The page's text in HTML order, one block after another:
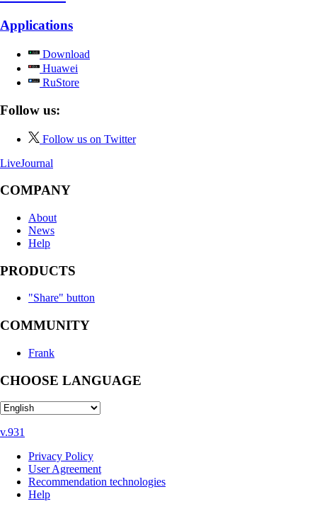
Applications
Download
Huawei
RuStore
Follow us:
Follow us on Twitter
LiveJournal
COMPANY
About
News
Help
PRODUCTS
"Share" button
COMMUNITY
Frank
CHOOSE LANGUAGE
v.931
Privacy Policy
User Agreement
Recommendation technologies
Help